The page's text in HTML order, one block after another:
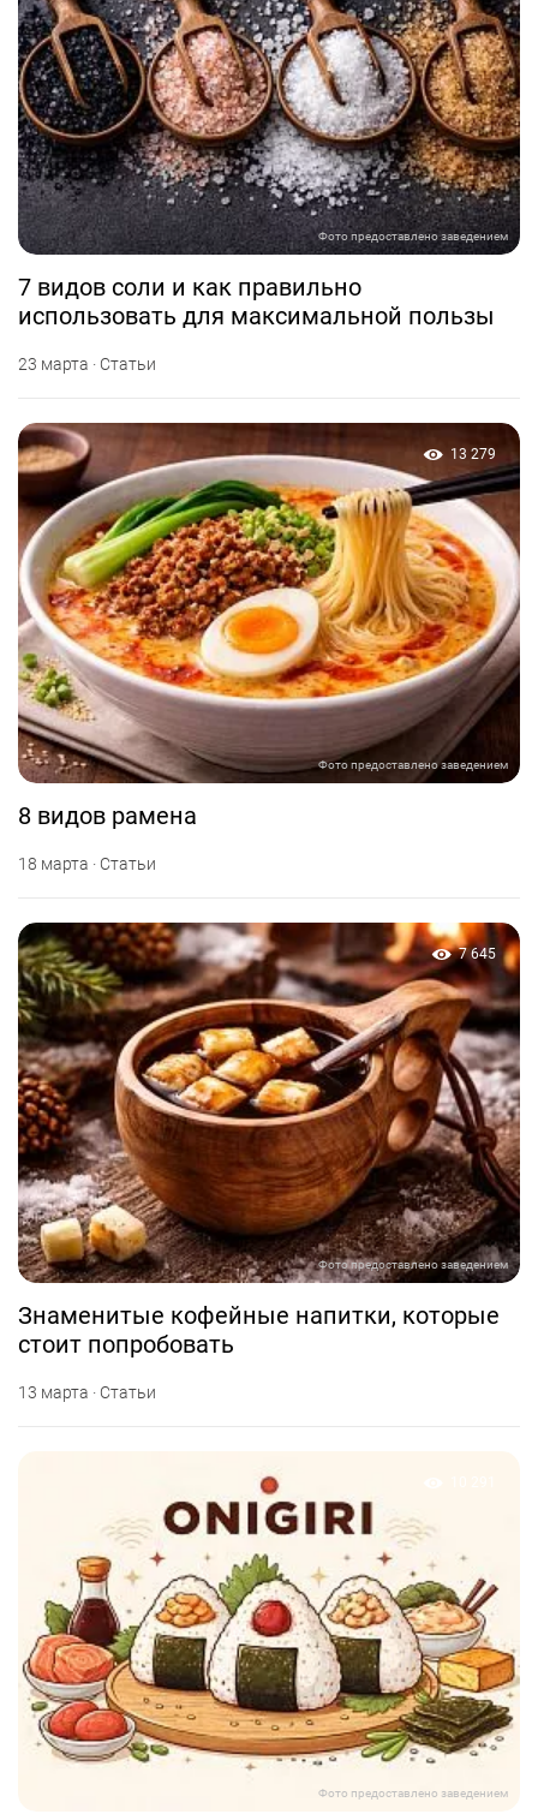
Фото предоставлено заведением
7 видов соли и как правильно
использовать для максимальной пользы
23 марта · Статьи
Фото предоставлено заведением
13 279
8 видов рамена
18 марта · Статьи
Фото предоставлено заведением
7 645
Знаменитые кофейные напитки, которые
стоит попробовать
13 марта · Статьи
Фото предоставлено заведением